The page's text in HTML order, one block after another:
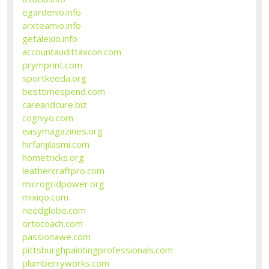
egardenio.info
arxteamio.info
getalexio.info
accountaudittaxcon.com
prymprint.com
sportkeeda.org
besttimespend.com
careandcure.biz
cogniyo.com
easymagazines.org
hirfanjilasmi.com
hometricks.org
leathercraftpro.com
microgridpower.org
mixiqo.com
needglobe.com
ortocoach.com
passionawe.com
pittsburghpaintingprofessionals.com
plumberryworks.com